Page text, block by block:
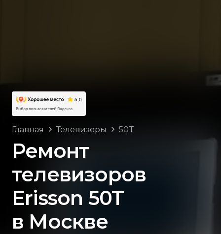
Главная Телевизоры 50T
Ремонт
телевизоров
Erisson 50T
в Москве